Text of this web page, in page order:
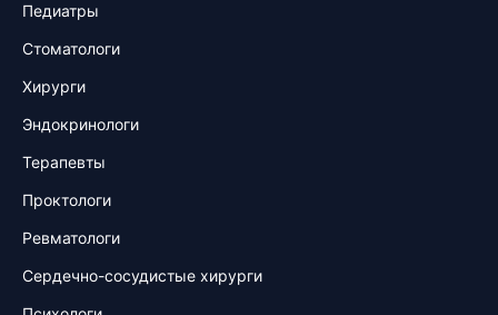
Педиатры
Стоматологи
Хирурги
Эндокринологи
Терапевты
Проктологи
Ревматологи
Сердечно-сосудистые хирурги